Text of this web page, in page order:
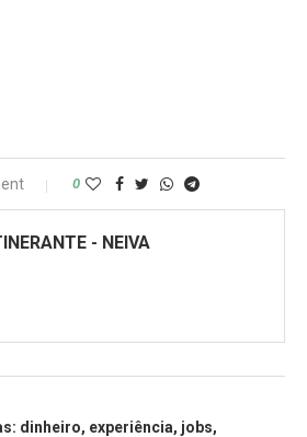
0
- NEIVA
dinheiro, experiência, jobs,